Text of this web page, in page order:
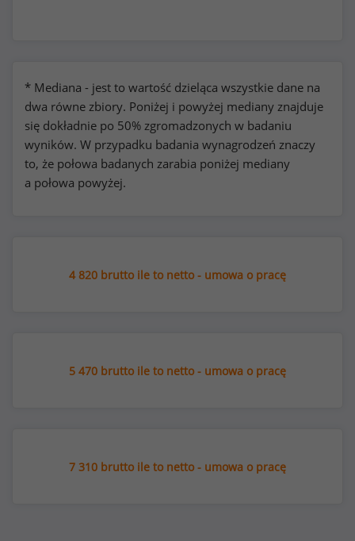
* Mediana - jest to wartość dzieląca wszystkie dane na
dwa równe zbiory. Poniżej i powyżej mediany znajduje
się dokładnie po 50% zgromadzonych w badaniu
wyników. W przypadku badania wynagrodzeń znaczy
to, że połowa badanych zarabia poniżej mediany
a połowa powyżej.
4 820 brutto ile to netto - umowa o pracę
5 470 brutto ile to netto - umowa o pracę
7 310 brutto ile to netto - umowa o pracę